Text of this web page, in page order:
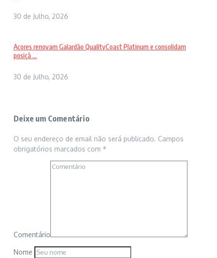
30 de Julho, 2026
Açores renovam Galardão QualityCoast Platinum e consolidam
posiçã ...
30 de Julho, 2026
Deixe um Comentário
O seu endereço de email não será publicado. Campos
obrigatórios marcados com *
Comentário
Nome